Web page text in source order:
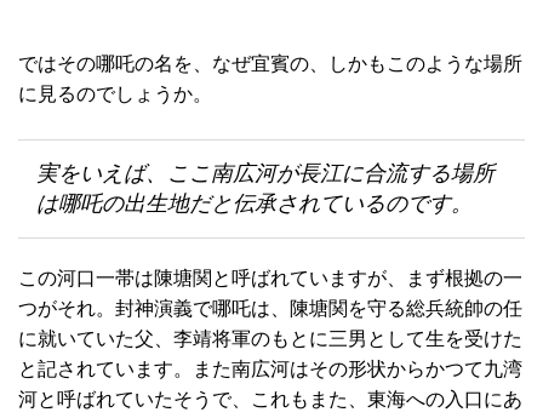
ではその哪吒の名を、なぜ宜賓の、しかもこのような場所
に見るのでしょうか。
実をいえば、ここ南広河が長江に合流する場所
は哪吒の出生地だと伝承されているのです。
この河口一帯は陳塘関と呼ばれていますが、まず根拠の一
つがそれ。封神演義で哪吒は、陳塘関を守る総兵統帥の任
に就いていた父、李靖将軍のもとに三男として生を受けた
と記されています。また南広河はその形状からかつて九湾
河と呼ばれていたそうで、これもまた、東海への入口にあ